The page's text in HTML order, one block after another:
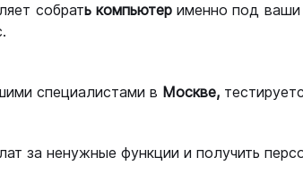
собрать компьютерименно под
специалистами в Москве,
за ненужные функции и получить